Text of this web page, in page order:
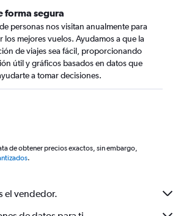
forma segura
personas nos visitan anualmente para
los mejores vuelos. Ayudamos a que la
de viajes sea fácil, proporcionando
útil y gráficos basados en datos que
a tomar decisiones.
de obtener precios exactos, sin embargo,
.
el vendedor.